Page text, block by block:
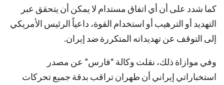
كما شدد على أن أي اتفاق مستدام لا يمكن أن يتحقق عبر
التهديد أو الترهيب أو استخدام القوة، داعياً الرئيس الأمريكي
إلى التوقف عن تهديداته المتكررة ضد إيران.
وفي موازاة ذلك، نقلت وكالة “فارس” عن مصدر
استخباراتي إيراني أن طهران تراقب بدقة جميع تحركات